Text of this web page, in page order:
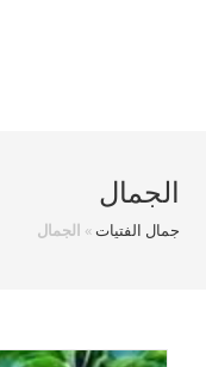
الجمال
جمال الفتيات» الجمال